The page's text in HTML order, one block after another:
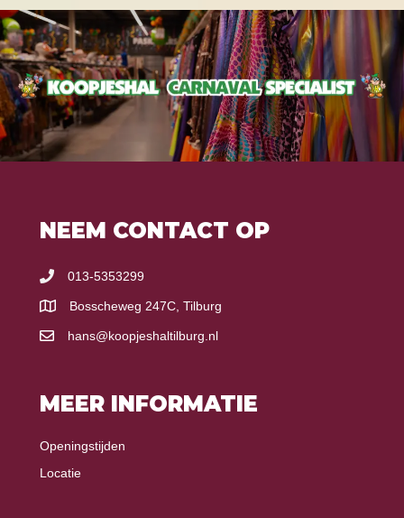
NEEM CONTACT OP
013-5353299
Bosscheweg 247C, Tilburg
hans@koopjeshaltilburg.nl
MEER INFORMATIE
Openingstijden
Locatie